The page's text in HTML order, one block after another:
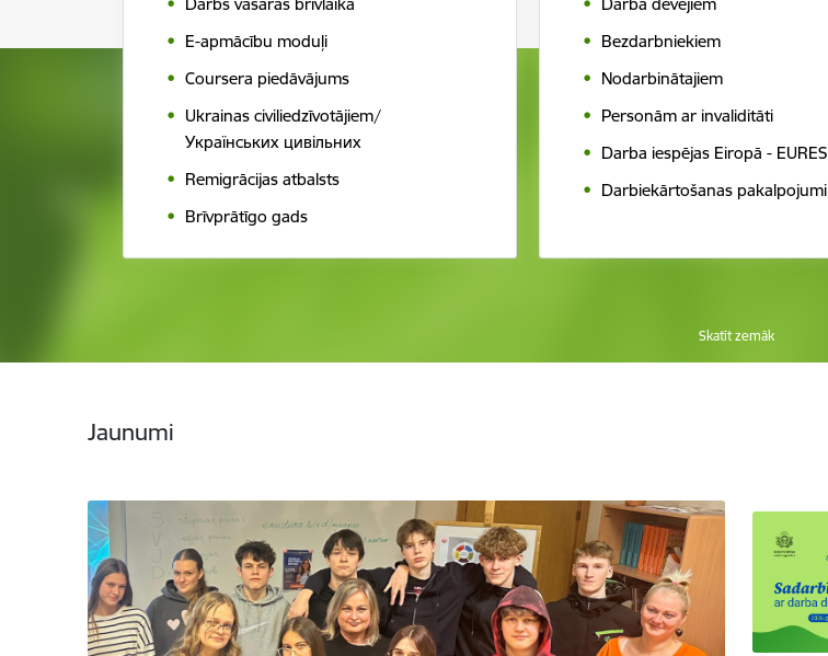
E-apmācību moduļi
Coursera piedāvājums
Ukrainas civiliedzīvotājiem/
Українських цивільних
Remigrācijas atbalsts
Brīvprātīgo gads
Bezdarbniekiem
Nodarbinātajiem
Personām ar invaliditāti
Darba iespējas Eiropā - EURES
Darbiekārtošanas pakalpojumi
Skatīt zemāk
Jaunumi